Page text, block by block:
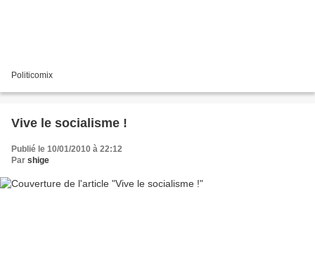
Politicomix
Vive le socialisme !
Publié le 10/01/2010 à 22:12
Par shige